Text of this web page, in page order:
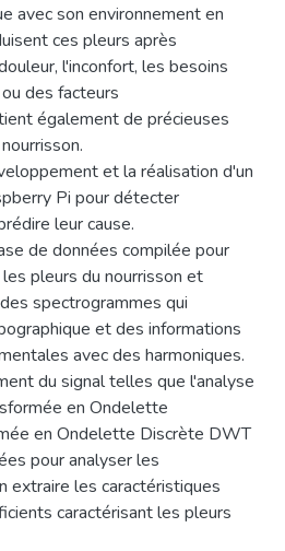
avec son environnement en
ces pleurs après
l'inconfort, les besoins
des facteurs
également de précieuses
et la réalisation d'un
Pi pour détecter
leur cause.
de données compilée pour
pleurs du nourrisson et
spectrogrammes qui
et des informations
avec des harmoniques.
du signal telles que l'analyse
en Ondelette
en Ondelette Discrète DWT
pour analyser les
extraire les caractéristiques
caractérisant les pleurs